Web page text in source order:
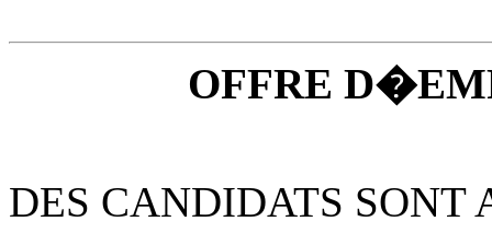
OFFRE
DES CANDIDATS SONT